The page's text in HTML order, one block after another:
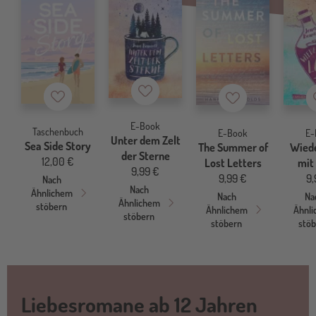
Merkzettel
Taschenbuch
Sea Side Story
12,00 €
Nach
Ähnlichem
stöbern
Merkzettel
E-Book
Unter dem Zelt
der Sterne
9,99 €
Nach
Ähnlichem
stöbern
Merkzettel
E-Book
The Summer of
Lost Letters
9,99 €
Nach
Ähnlichem
stöbern
mit
Liebesromane ab 12 Jahren